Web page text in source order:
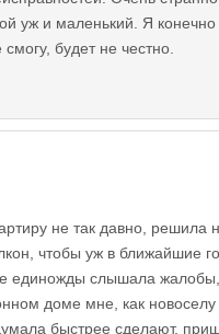
уж и маленький. Я
будет не честно.
не так давно, решила
чтобы уж в ближайшие
единожды слышала
доме мне, как новоселу
быстрее сделают,